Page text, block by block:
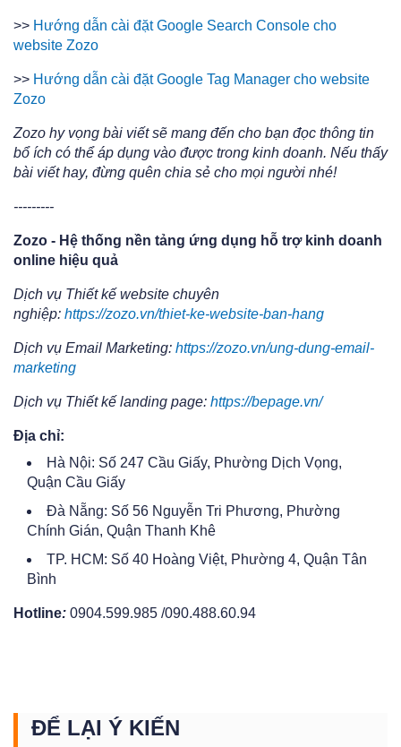
>> Hướng dẫn cài đặt Google Search Console cho
website Zozo
>> Hướng dẫn cài đặt Google Tag Manager cho website
Zozo
Zozo hy vọng bài viết sẽ mang đến cho bạn đọc thông tin
bổ ích có thể áp dụng vào được trong kinh doanh. Nếu thấy
bài viết hay, đừng quên chia sẻ cho mọi người nhé!
---------
Zozo - Hệ thống nền tảng ứng dụng hỗ trợ kinh doanh
online hiệu quả
Dịch vụ Thiết kế website chuyên
nghiệp: https://zozo.vn/thiet-ke-website-ban-hang
Dịch vụ Email Marketing: https://zozo.vn/ung-dung-email-
marketing
Dịch vụ Thiết kế landing page: https://bepage.vn/
Địa chỉ:
Hà Nội: Số 247 Cầu Giấy, Phường Dịch Vọng,
Quận Cầu Giấy
Đà Nẵng: Số 56 Nguyễn Tri Phương, Phường
Chính Gián, Quận Thanh Khê
TP. HCM: Số 40 Hoàng Việt, Phường 4, Quận Tân
Bình
Hotline: 0904.599.985 /090.488.60.94
ĐỂ LẠI Ý KIẾN